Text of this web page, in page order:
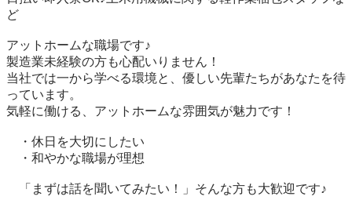
ど
アットホームな職場です♪
製造業未経験の方も心配いりません！
当社では一から学べる環境と、優しい先輩たちがあなたを待
っています。
気軽に働ける、アットホームな雰囲気が魅力です！
・休日を大切にしたい
・和やかな職場が理想
「まずは話を聞いてみたい！」そんな方も大歓迎です♪